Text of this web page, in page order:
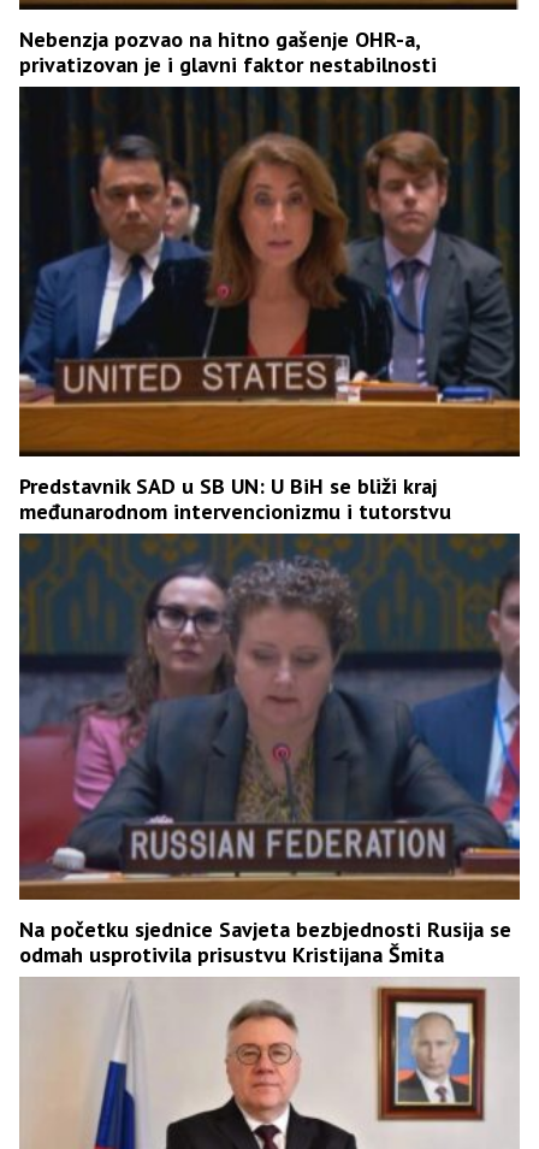
Nebenzja pozvao na hitno gašenje OHR-a,
privatizovan je i glavni faktor nestabilnosti
Predstavnik SAD u SB UN: U BiH se bliži kraj
međunarodnom intervencionizmu i tutorstvu
Na početku sjednice Savjeta bezbjednosti Rusija se
odmah usprotivila prisustvu Kristijana Šmita